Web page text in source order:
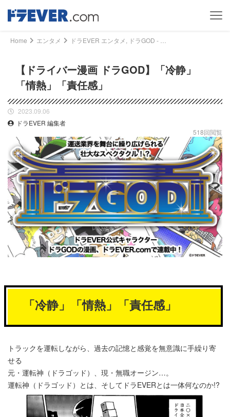
Home エンタメ
【ドライバー漫画 ドラGOD】「冷静」
「情熱」「責任感」
2023.09.06
ドラEVER 編集者
518回閲覧
「冷静」「情熱」「責任感」
トラックを運転しながら、過去の記憶と感覚を無意識に手繰り寄
せる
元・運転神（ドラゴッド）、現・無職オージン…。
運転神（ドラゴッド）とは、そしてドラEVERとは一体何なのか!?